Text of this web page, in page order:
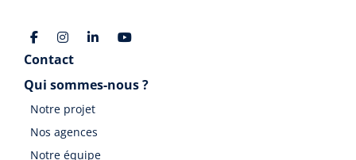
Contact
Qui sommes-nous ?
Notre projet
Nos agences
Notre équipe